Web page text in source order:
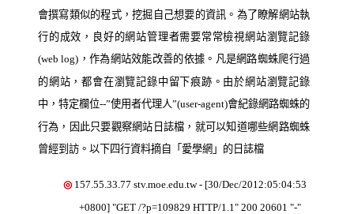
會撰寫類似的程式，挖掘自己想要的資訊。為了瞭解網站執
行的成效，良好的網站管理者需要常常檢視網站瀏覽記錄
(web log) ，作為網站效能改善的依據。凡是網路蜘蛛爬行過
的網站，都會在瀏覽記錄中留下痕跡。由於網站瀏覽記錄
中，特定欄位--”使用者代理人”(user-agent)會紀錄網路蜘蛛的
行為，因此只要觀察網站日誌檔，就可以知道哪些網路蜘蛛
曾經到訪。以下四行資料摘自「愛學網」的日誌檔
◎ 157.55.33.77 stv.moe.edu.tw - [30/Dec/2012:05:04:53
+0800] "GET /?p=109829 HTTP/1.1" 200 20601 "-"